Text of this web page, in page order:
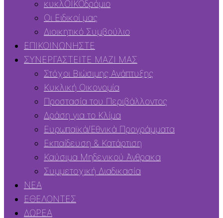
κυκλΟΙΚΟδρόμιο
Οι Ειδικοί μας
Διοικητικό Συμβούλιο
ΕΠΙΚΟΙΝΩΝΗΣΤΕ
ΣΥΝΕΡΓΑΣΤΕΙΤΕ ΜΑΖΙ ΜΑΣ
Στόχοι Βιώσιμης Ανάπτυξης
Κυκλική Οικονομία
Προστασία του Περιβάλλοντος
Δράση για το Κλίμα
Ευρωπαϊκά/Εθνικά Προγράμματα
Εκπαίδευση & Κατάρτιση
Καύσιμα Μηδενικού Άνθρακα
Συμμετοχική Διαδικασία
ΝΕΑ
ΕΘΕΛΟΝΤΕΣ
ΔΩΡΕΑ